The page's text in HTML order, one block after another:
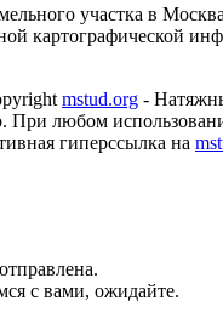
участка в
картографической
mstud.org -
При любом
гиперссылка на
с вами, ожидайте.